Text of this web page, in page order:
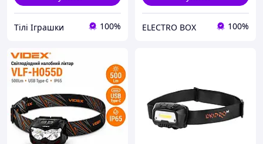
Тілі Іграшки 100% ELECTRO BOX 100%